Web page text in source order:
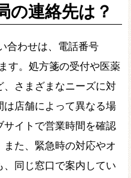
の連絡先は？
合わせは、電話番号
す。処方箋の受付や医薬
さまざまなニーズに対
店舗によって異なる場
イトで営業時間を確認
た、緊急時の対応やオ
同じ窓口で案内してい